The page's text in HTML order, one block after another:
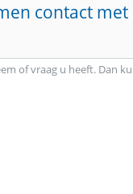
contact met